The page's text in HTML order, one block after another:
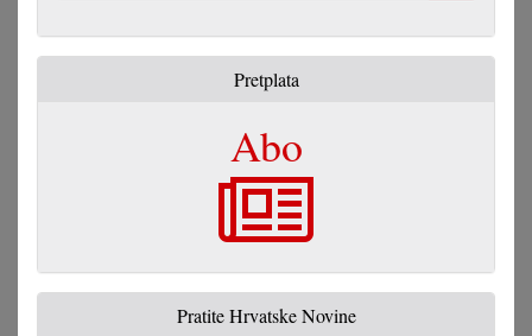
Pretplata
Abo
Pratite Hrvatske Novine